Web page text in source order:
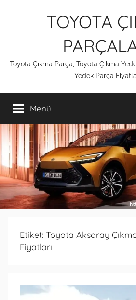
TOYOTA
Toyota Çıkma Parça, Toyota Çıkma
Yedek Parça
Menü
Etiket: Toyota Aksaray
Fiyatları